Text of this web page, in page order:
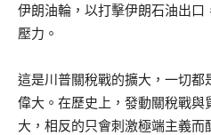
伊朗油輪，以打擊伊朗石油出
壓力。
這是川普關稅戰的擴大，一切
偉大。在歷史上，發動關稅戰
大，相反的只會刺激極端主義而